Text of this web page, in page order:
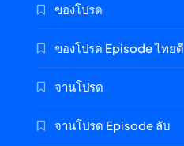
ของโปรด
ของโปรด Episode ไทยดี
จานโปรด
จานโปรด Episode ลับ